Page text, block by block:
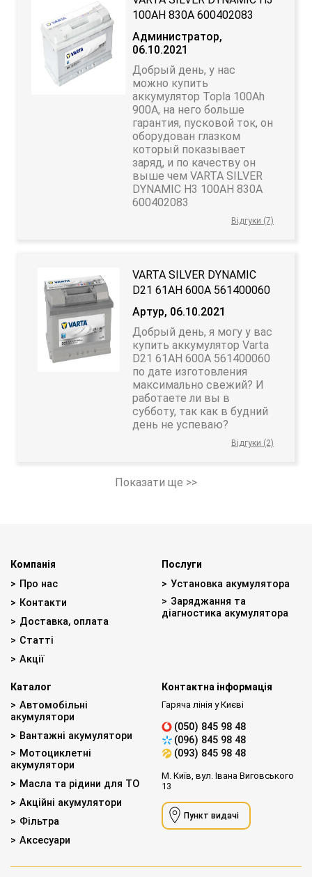
100AH 830A 600402083
Администратор,
06.10.2021
Добрый день, у нас
можно купить
аккумулятор Topla 100Ah
900A, на него больше
гарантия, пусковой ток, он
оборудован глазком
который показывает
заряд, и по качеству он
выше чем VARTA SILVER
DYNAMIC H3 100AH 830A
600402083
Відгуки (7)
VARTA SILVER DYNAMIC
D21 61АH 600A 561400060
Артур, 06.10.2021
Добрый день, я могу у вас
купить аккумулятор Varta
D21 61АH 600A 561400060
по дате изготовления
максимально свежий? И
работаете ли вы в
субботу, так как в будний
день не успеваю?
Відгуки (2)
Показати ще >>
Компанія
Про нас
Контакти
Доставка, оплата
Статті
Акції
Послуги
Установка акумулятора
Заряджання та
діагностика акумулятора
Каталог
Автомобільні
акумулятори
Вантажні акумулятори
Мотоциклетні
акумулятори
Масла та рідини для ТО
Акційні акумулятори
Фільтра
Аксесуари
Контактна інформація
Гаряча лінія у Києві
(050) 845 98 48
(096) 845 98 48
(093) 845 98 48
М. Київ, вул. Івана Виговського
13
Пункт видачі